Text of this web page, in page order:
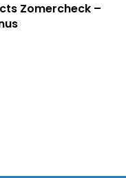
Zomercheck –